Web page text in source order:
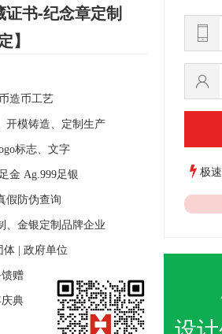
证书-纪念章定制
】
造币工艺
开模铸造、定制生产
标志、文字
足金 Ag.999足银
假防伪查询
、金银定制品牌企业
体 政府单位
赠
典
极速
设